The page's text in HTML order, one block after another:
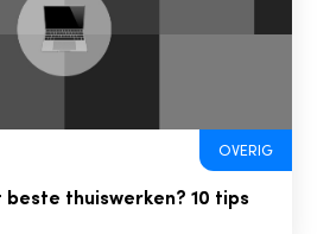
OVERIG
beste thuiswerken? 10 tips